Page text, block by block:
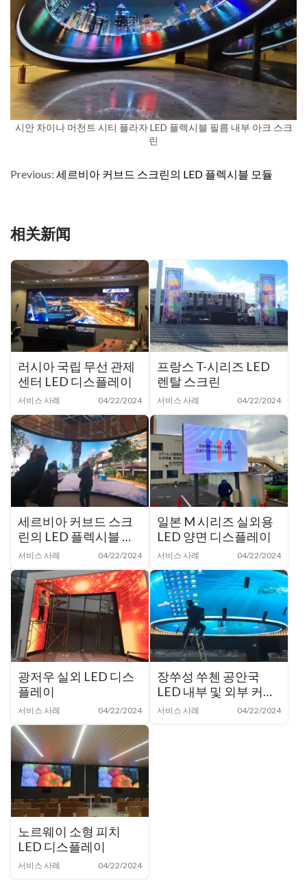
시안 차이나 머천트 시티 플라자 LED 플렉시블 필름 내부 아크 스크
린
Previous: 세르비아 커브드 스크린의 LED 플렉시블 모듈
相关新闻
러시아 국립 무선 관제
센터 LED 디스플레이
서비스 사례 04/22/2024
프랑스 T-시리즈 LED
렌탈 스크린
서비스 사례 04/22/2024
세르비아 커브드 스크
린의 LED 플렉시블 모
듈
서비스 사례 04/22/2024
일본 M 시리즈 실외용
LED 양면 디스플레이
서비스 사례 04/22/2024
광저우 실외 LED 디스
플레이
서비스 사례 04/22/2024
장쑤성 쑤첸 공안국
LED 내부 및 외부 커브
드 스크린
서비스 사례 04/22/2024
노르웨이 소형 피치
LED 디스플레이
서비스 사례 04/22/2024